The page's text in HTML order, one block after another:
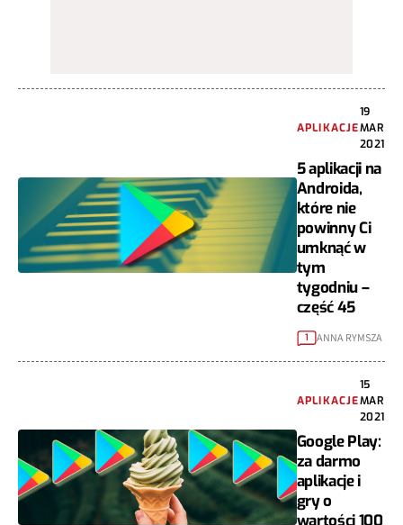
APLIKACJE
19
MAR
2021
5 aplikacji na
Androida,
które nie
powinny Ci
umknąć w
tym
tygodniu –
część 45
1 ANNA RYMSZA
APLIKACJE
15
MAR
2021
Google Play:
za darmo
aplikacje i
gry o
wartości 100